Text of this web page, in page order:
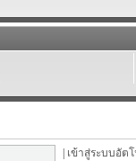
เข้าสู่ระบบอัต